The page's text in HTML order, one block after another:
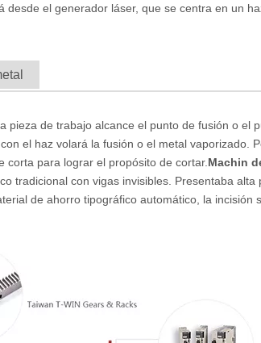
desde el generador láser, que se centra en un
pieza de trabajo alcance el punto de fusión o el
el haz volará la fusión o el metal vaporizado.
corta para lograr el propósito de cortar. Machin
tradicional con vigas invisibles. Presentaba alta
de ahorro tipográfico automático, la incisión